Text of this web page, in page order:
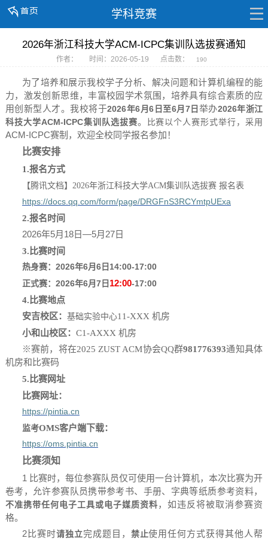
学科竞赛
2026年浙江科技大学ACM-ICPC集训队选拔赛通知
作者： 时间：2026-05-19 点击数： 190
为了培养和展示我校学子分析、解决问题和计算机编程的能
力， 激发创新思维，丰富校园学术氛围，培养具有综合素质的应
用创新型人才。我校将于2026年6月6日至6月7日 举办2026年浙江
科技大学ACM-ICPC集训队选拔赛。 比赛以个人赛形式举行，采用
ACM-ICPC赛制，欢迎全校同学报名参加！
比赛安排
1.报名方式
【腾讯文档】 2026年浙江科技大学ACM集训队选拔赛 报名表
https://docs.qq.com/form/page/DRGFnS3RCYmtpUExa
2.报名时间
2026年5月18日—5月27日
3. 比赛时间
热身赛： 2026年6月6日 14:00-17:00
正式赛： 2026年6月7日 12:00-17:00
4. 比赛地点
安吉校区 ： 基础实验中心11-XXX 机房
小和山校区 ： C1-AXXX 机房
※赛前，将在2025 ZUST ACM协会QQ群981776393通知具体
机房和比赛码
5. 比赛网址
比赛网址：
https://pintia.cn
监考OMS客户端下载：
https://oms.pintia.cn
比赛须知
1 比赛时，每位参赛队员仅可使用一台计算机，本次比赛为开
卷考，允许参赛队员携带参考书、手册、字典等纸质参考资料，
不准携带任何电子工具或电子媒质资料，如违反将被取消参赛资
格。
2比赛时请独立完成题目， 禁止使用任何方式获得其他人帮